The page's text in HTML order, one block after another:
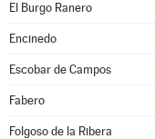
El Burgo Ranero
Encinedo
Escobar de Campos
Fabero
Folgoso de la Ribera